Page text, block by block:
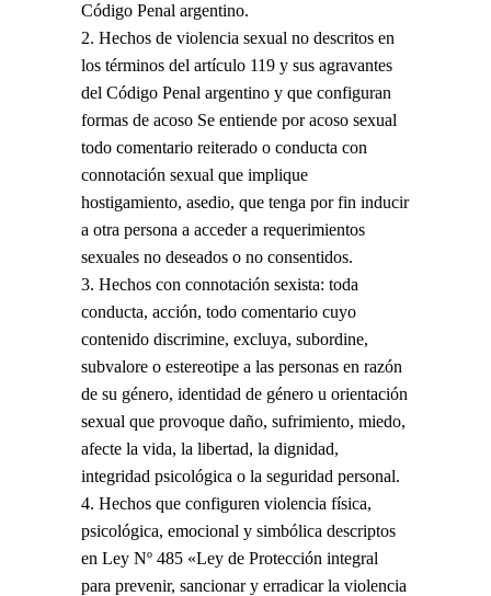
Código Penal argentino.
Hechos de violencia sexual no descritos en
los términos del artículo 119 y sus agravantes
del Código Penal argentino y que configuran
formas de acoso Se entiende por acoso sexual
todo comentario reiterado o conducta con
connotación sexual que implique
hostigamiento, asedio, que tenga por fin inducir
a otra persona a acceder a requerimientos
sexuales no deseados o no consentidos.
Hechos con connotación sexista: toda
conducta, acción, todo comentario cuyo
contenido discrimine, excluya, subordine,
subvalore o estereotipe a las personas en razón
de su género, identidad de género u orientación
sexual que provoque daño, sufrimiento, miedo,
afecte la vida, la libertad, la dignidad,
integridad psicológica o la seguridad personal.
Hechos que configuren violencia física,
psicológica, emocional y simbólica descriptos
en Ley Nº 485 «Ley de Protección integral
para prevenir, sancionar y erradicar la violencia